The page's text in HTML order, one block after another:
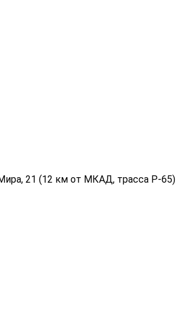
21 (12 км от МКАД, трасса P-65)